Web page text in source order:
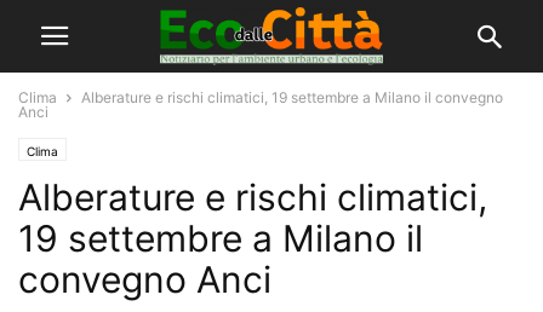
Clima
Alberature e rischi climatici, 19 settembre a Milano il convegno
Anci
Clima
Alberature e rischi climatici,
19 settembre a Milano il
convegno Anci